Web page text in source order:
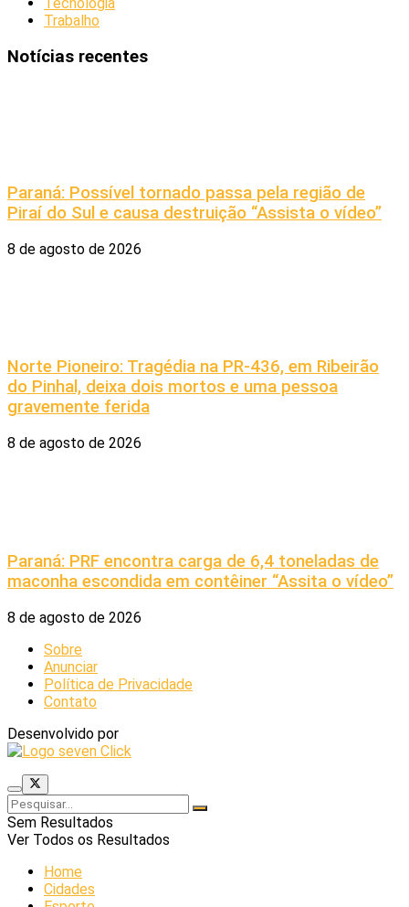
Trabalho
Notícias recentes
Paraná: Possível tornado passa pela região de
Piraí do Sul e causa destruição “Assista o vídeo”
8 de agosto de 2026
Norte Pioneiro: Tragédia na PR-436, em Ribeirão
do Pinhal, deixa dois mortos e uma pessoa
gravemente ferida
8 de agosto de 2026
Paraná: PRF encontra carga de 6,4 toneladas de
maconha escondida em contêiner “Assita o vídeo”
8 de agosto de 2026
Sobre
Anunciar
Política de Privacidade
Contato
Desenvolvido por
Sem Resultados
Ver Todos os Resultados
Home
Cidades